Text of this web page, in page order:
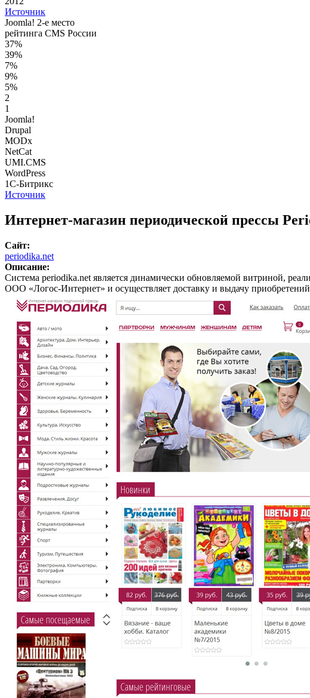
Источник
Joomla! 2-е место
рейтинга CMS России
37%
39%
7%
9%
5%
2
1
Joomla!
Drupal
MODx
NetCat
UMI.CMS
WordPress
1С-Битрикс
Источник
Интернет-магазин периодической прессы
Сайт:
periodika.net
Описание:
Система periodika.net является динамически обновляемой витриной,
ООО «Логос-Интернет» и осуществляет доставку и выдачу